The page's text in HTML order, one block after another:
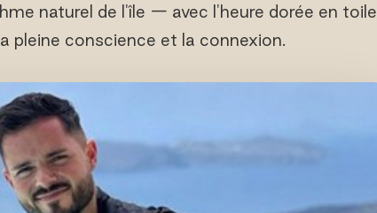
naturel de l'île — avec l'heure dorée en toile
pleine conscience et la connexion.